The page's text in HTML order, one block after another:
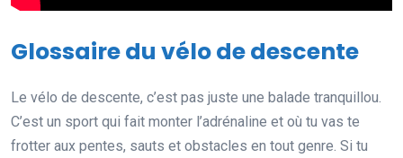
Glossaire du vélo de descente
Le vélo de descente, c’est pas juste une balade tranquillou.
C’est un sport qui fait monter l’adrénaline et où tu vas te
frotter aux pentes, sauts et obstacles en tout genre. Si tu